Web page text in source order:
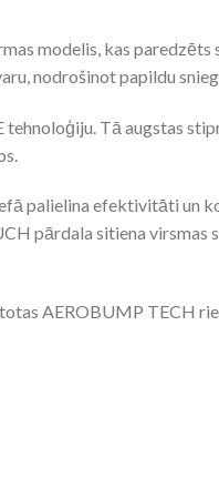
modelis, kas
nodrošinot papildu
Tā augstas
palielina efektivitāti un
pārdala sitiena
AEROBUMP TECH